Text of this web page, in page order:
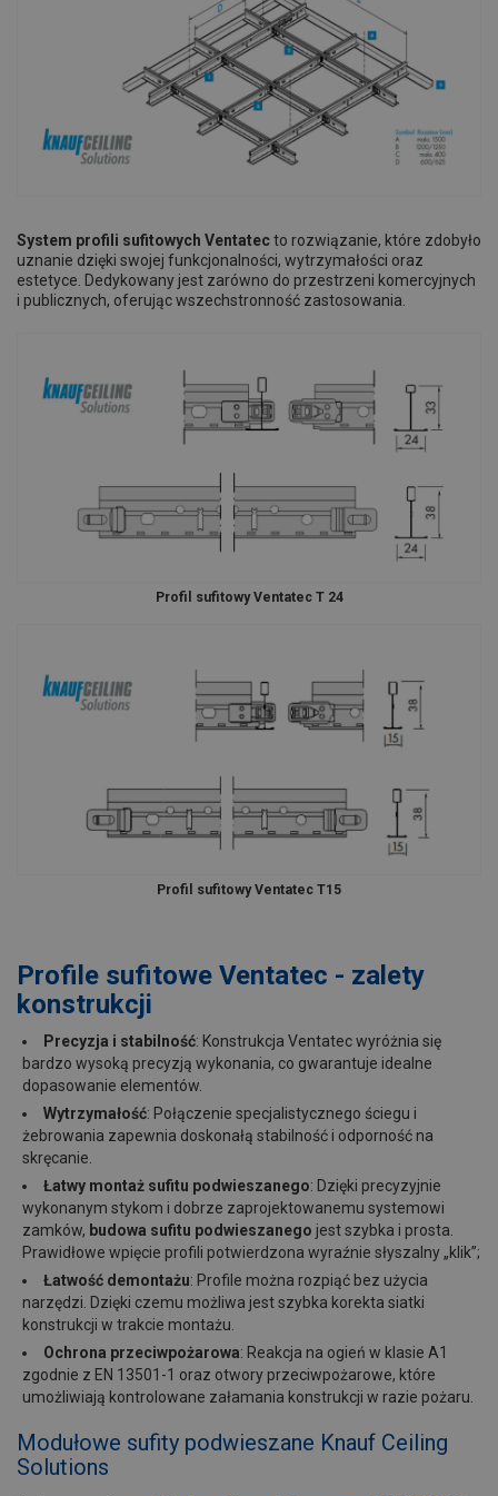
System profili sufitowych Ventatecto rozwiązanie, które zdobyło
uznanie dzięki swojej funkcjonalności, wytrzymałości oraz
estetyce. Dedykowany jest zarówno do przestrzeni komercyjnych
i publicznych, oferując wszechstronność zastosowania.
Profil sufitowy Ventatec T 24
Profil sufitowy Ventatec T15
Profile sufitowe Ventatec - zalety
konstrukcji
Precyzja i stabilność: Konstrukcja Ventatec wyróżnia się
bardzo wysoką precyzją wykonania, co gwarantuje idealne
dopasowanie elementów.
Wytrzymałość: Połączenie specjalistycznego ściegu i
żebrowania zapewnia doskonałą stabilność i odporność na
skręcanie.
Łatwy montaż sufitu podwieszanego: Dzięki precyzyjnie
wykonanym stykom i dobrze zaprojektowanemu systemowi
zamków, budowa sufitu podwieszanego jest szybka i prosta.
Prawidłowe wpięcie profili potwierdzona wyraźnie słyszalny „klik”;
Łatwość demontażu: Profile można rozpiąć bez użycia
narzędzi. Dzięki czemu możliwa jest szybka korekta siatki
konstrukcji w trakcie montażu.
Ochrona przeciwpożarowa: Reakcja na ogień w klasie A1
zgodnie z EN 13501-1 oraz otwory przeciwpożarowe, które
umożliwiają kontrolowane załamania konstrukcji w razie pożaru.
Modułowe sufity podwieszane Knauf Ceiling
Solutions